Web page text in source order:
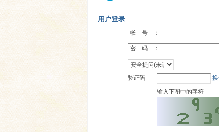
用户登录
帐 号 ：
密 码 ：
验证码
输入下图中的字符